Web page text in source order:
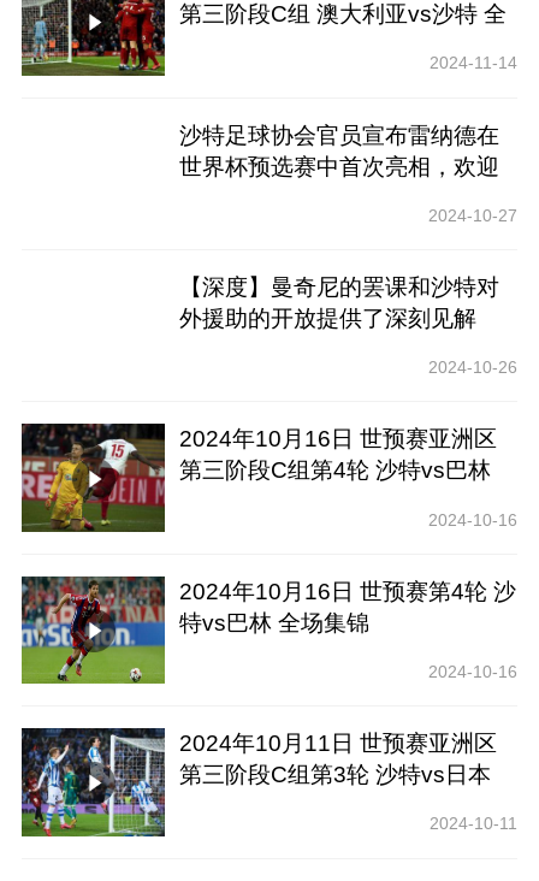
第三阶段C组 澳大利亚vs沙特 全
2024-11-14
沙特足球协会官员宣布雷纳德在
世界杯预选赛中首次亮相，欢迎
2024-10-27
【深度】曼奇尼的罢课和沙特对
外援助的开放提供了深刻见解
2024-10-26
2024年10月16日 世预赛亚洲区
第三阶段C组第4轮 沙特vs巴林
2024-10-16
2024年10月16日 世预赛第4轮 沙
特vs巴林 全场集锦
2024-10-16
2024年10月11日 世预赛亚洲区
第三阶段C组第3轮 沙特vs日本
2024-10-11